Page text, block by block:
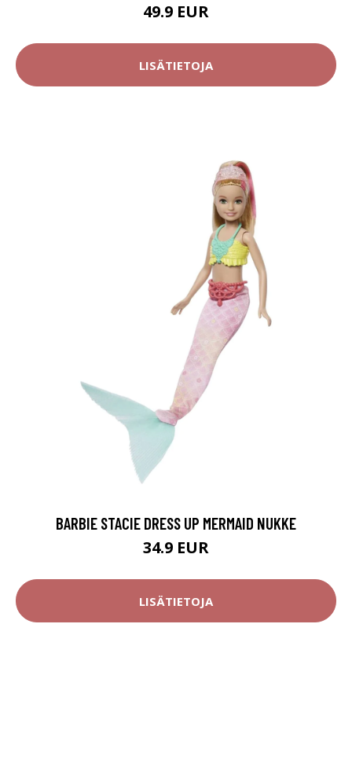
49.9 EUR
LISÄTIETOJA
BARBIE STACIE DRESS UP MERMAID NUKKE
34.9 EUR
LISÄTIETOJA